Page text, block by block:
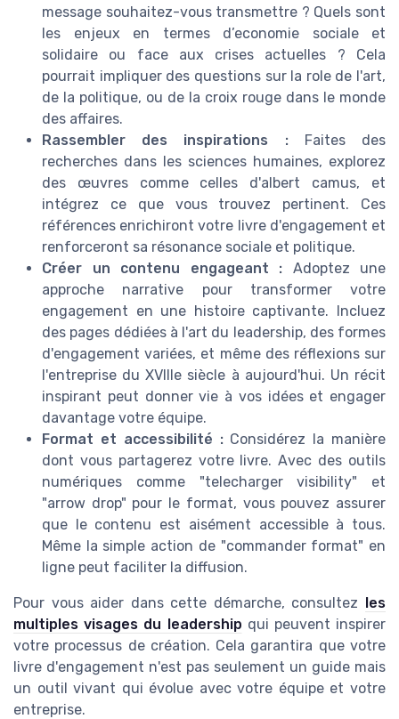
message souhaitez-vous transmettre ? Quels sont
les enjeux en termes d’economie sociale et
solidaire ou face aux crises actuelles ? Cela
pourrait impliquer des questions sur la role de l'art,
de la politique, ou de la croix rouge dans le monde
des affaires.
Rassembler des inspirations :Faites des
recherches dans les sciences humaines, explorez
des œuvres comme celles d'albert camus, et
intégrez ce que vous trouvez pertinent. Ces
références enrichiront votre livre d'engagement et
renforceront sa résonance sociale et politique.
Créer un contenu engageant : Adoptez une
approche narrative pour transformer votre
engagement en une histoire captivante. Incluez
des pages dédiées à l'art du leadership, des formes
d'engagement variées, et même des réflexions sur
l'entreprise du XVIIIe siècle à aujourd'hui. Un récit
inspirant peut donner vie à vos idées et engager
davantage votre équipe.
Format et accessibilité :Considérez la manière
dont vous partagerez votre livre. Avec des outils
numériques comme "telecharger visibility" et
"arrow drop" pour le format, vous pouvez assurer
que le contenu est aisément accessible à tous.
Même la simple action de "commander format" en
ligne peut faciliter la diffusion.
Pour vous aider dans cette démarche, consultez les
multiples visages du leadership qui peuvent inspirer
votre processus de création. Cela garantira que votre
livre d'engagement n'est pas seulement un guide mais
un outil vivant qui évolue avec votre équipe et votre
entreprise.